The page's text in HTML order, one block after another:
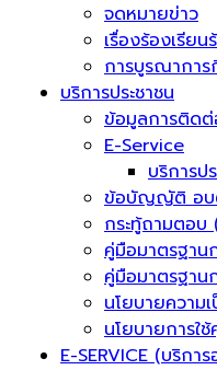
จดหมายข่าว
เรื่องร้องเรีย
การบูรณาการ
บริการประชาชน
ข้อมูลการติด
E-Service
บริการป
ข้อบัญญัติ อบ
กระทู้ถามตอบ
คู่มือมาตรฐาน
คู่มือมาตรฐาน
นโยบายความ
นโยบายการใ
E-SERVICE (บริกา